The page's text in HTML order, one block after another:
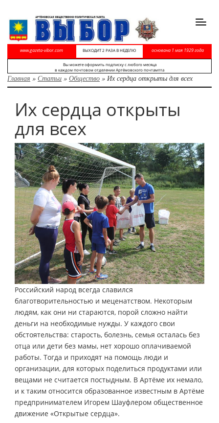
www.gazeta-vibor.com ВЫХОДИТ 2 РАЗА В НЕДЕЛЮ основана 1 мая 1929 года
Вы можете оформить подписку с любого месяца
в каждом почтовом отделении Артёмовского почтампта
Главная » Статьи » Общество » Их сердца открыты для всех
Их сердца открыты
для всех
Российский народ всегда славился
благотворительностью и меценатством. Некоторым
людям, как они ни стараются, порой сложно найти
деньги на необходимые нужды. У каждого свои
обстоятельства: старость, болезнь, семья осталась без
отца или дети без мамы, нет хорошо оплачиваемой
работы. Тогда и приходят на помощь люди и
организации, для которых поделиться продуктами или
вещами не считается постыдным. В Артёме их немало,
и к таким относится образованное известным в Артёме
предпринимателем Игорем Шауфлером общественное
движение «Открытые сердца».